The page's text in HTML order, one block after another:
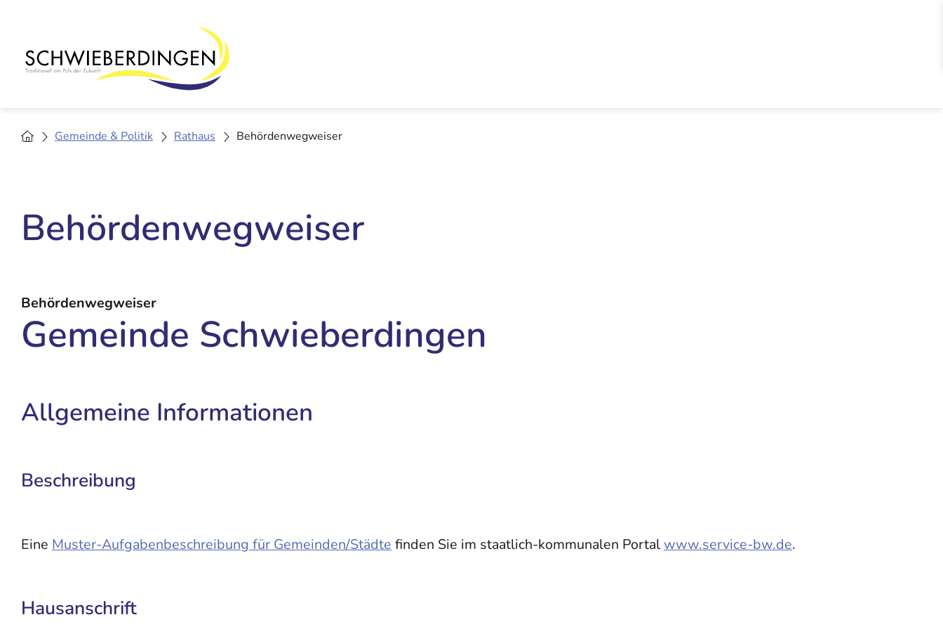
Gemeinde & Politik Rathaus Behördenwegweiser
Behördenwegweiser
Behördenwegweiser
Gemeinde Schwieberdingen
Allgemeine Informationen
Beschreibung
Eine Muster-Aufgabenbeschreibung für Gemeinden/Städte finden Sie im staatlich-kommunalen Portal www.service-bw.de.
Hausanschrift